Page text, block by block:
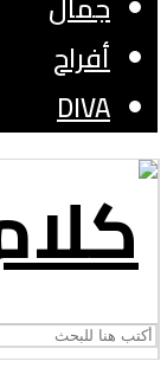
أفراح
DIVA